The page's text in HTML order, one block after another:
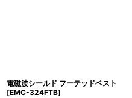
電磁波シールド フーテッドベスト
[EMC-324FTB]